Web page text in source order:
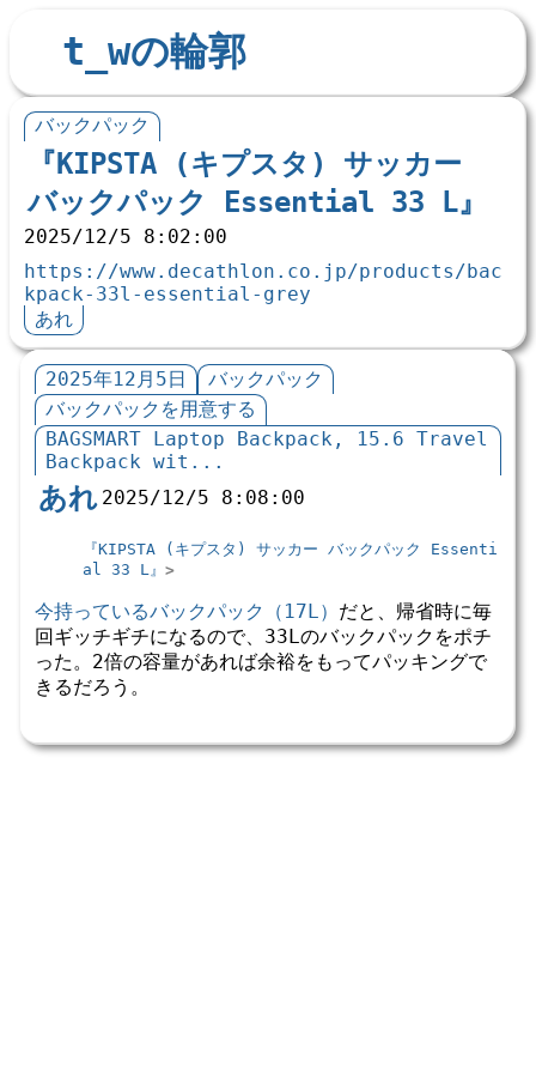
t_wの輪郭
バックパック
『KIPSTA (キプスタ) サッカー
バックパック Essential 33 L』
2025/12/5 8:02:00
https://www.decathlon.co.jp/products/bac
kpack-33l-essential-grey
あれ
2025年12月5日
バックパック
バックパックを用意する
BAGSMART Laptop Backpack, 15.6 Travel
Backpack wit...
あれ 2025/12/5 8:08:00
『KIPSTA (キプスタ) サッカー バックパック Essenti
al 33 L』
今持っているバックパック（17L） だと、帰省時に毎
回ギッチギチになるので、33Lのバックパックをポチ
った。2倍の容量があれば余裕をもってパッキングで
きるだろう。